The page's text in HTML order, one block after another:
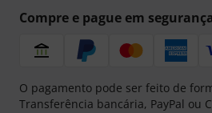
Compre e pague em
O pagamento pode ser feito de
Transferência bancária, PayPal ou